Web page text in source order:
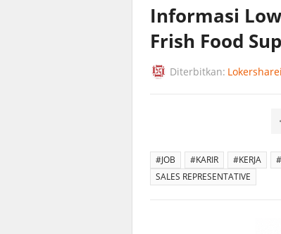
Informasi
Frish Food
Diterbitkan:
#JOB #KARIR #KERJA
SALES REPRESENTATIVE